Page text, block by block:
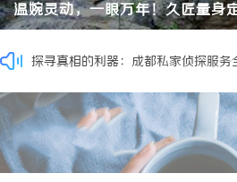
温婉灵动，一眼万年！久
天津私家侦探揭秘：专业调查服务与
探寻真相的利器：成都私家侦探服务
武汉配眼镜 上海配眼镜
2026-
揭秘沈阳私家侦探行业的发展与现实
揭秘昆明私家侦探行业的真实面貌与
揭秘厦门私家侦探行业的专业服务与